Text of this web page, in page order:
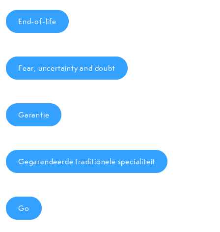
End-of-life
Fear, uncertainty and doubt
Garantie
Gegarandeerde traditionele specialiteit
Go